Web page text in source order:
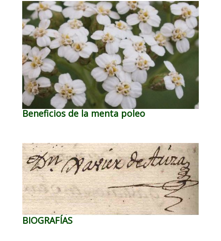
Beneficios de la menta poleo
BIOGRAFÍAS